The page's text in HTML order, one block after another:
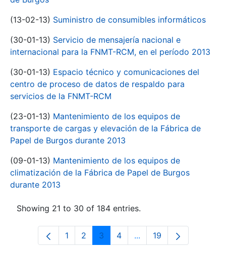
(13-02-13) Suministro de consumibles informáticos
(30-01-13) Servicio de mensajería nacional e
internacional para la FNMT-RCM, en el período 2013
(30-01-13) Espacio técnico y comunicaciones del
centro de proceso de datos de respaldo para
servicios de la FNMT-RCM
(23-01-13) Mantenimiento de los equipos de
transporte de cargas y elevación de la Fábrica de
Papel de Burgos durante 2013
(09-01-13) Mantenimiento de los equipos de
climatización de la Fábrica de Papel de Burgos
durante 2013
Showing 21 to 30 of 184 entries.
Page
1 Page
2 Page
3 Page
4 ...Intermediate Pages
Page
19